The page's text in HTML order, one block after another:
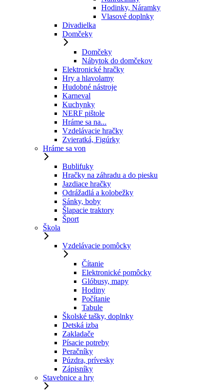
Hodinky, Náramky
Vlasové doplnky
Divadielka
Domčeky
Domčeky
Nábytok do domčekov
Elektronické hračky
Hry a hlavolamy
Hudobné nástroje
Karneval
Kuchynky
NERF pištole
Hráme sa na...
Vzdelávacie hračky
Zvieratká, Figúrky
Hráme sa von
Bublifuky
Hračky na záhradu a do piesku
Jazdiace hračky
Odrážadlá a kolobežky
Sánky, boby
Šlapacie traktory
Šport
Škola
Vzdelávacie pomôcky
Čítanie
Elektronické pomôcky
Glóbusy, mapy
Hodiny
Počítanie
Tabule
Školské tašky, doplnky
Detská izba
Zakladače
Písacie potreby
Peračníky
Púzdra, prívesky
Zápisníky
Stavebnice a hry